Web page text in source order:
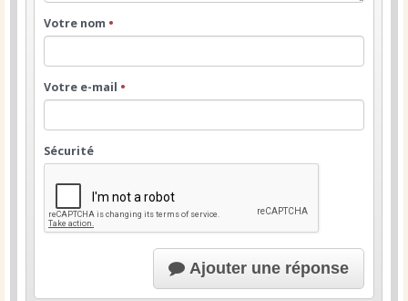
Votre nom •
Votre e-mail •
Sécurité
Ajouter une réponse